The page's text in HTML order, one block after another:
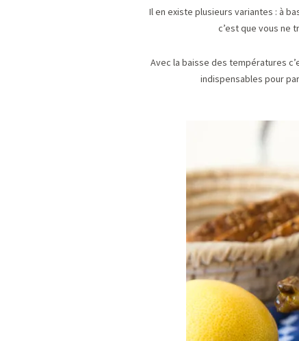
Il en existe plusieurs variantes : à
c’est que vous ne
Avec la baisse des températures
indispensables pour